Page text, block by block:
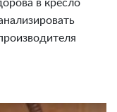
в кресло